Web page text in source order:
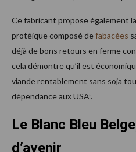
Ce fabricant propose également
protéique composé defabacées
déjà de bons retours en ferme
cela démontre qu’il est
viande rentablement sans soja
dépendance aux USA”.
Le Blanc Bleu
d’avenir